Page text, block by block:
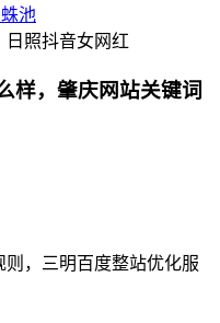
日照抖音女网红
样，肇庆网站关键词
则，三明百度整站优化服